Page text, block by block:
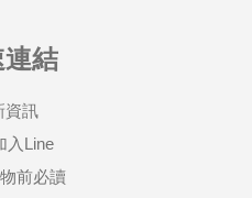
結
資訊
入Line
前必讀